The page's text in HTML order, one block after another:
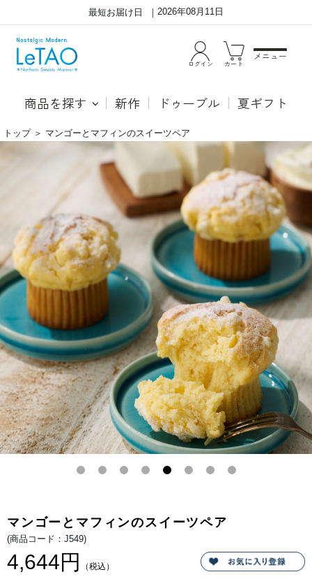
最短お届け日 2026年08月11日
ログイン カート
メニュー
商品を探す 新作 ドゥーブル 夏ギフト
トップ ＞ マンゴーとマフィンのスイーツペア
ー
ツ
ペ
ア
やか
なケ
ー
キ。
クリ
ーム
チー
ズを
使っ
たレ
アチ
ーズ
ムー
ス
に、
まろ
やか
な味
わい
のマ
ンゴ
ープ
リ
ン。
マン
ゴー
ゴー
ジュ
レ。
仕上
げに
ごろ
ッと
マンゴーとマフィンのスイーツペア
(商品コード：J549)
4,644円 （税込）